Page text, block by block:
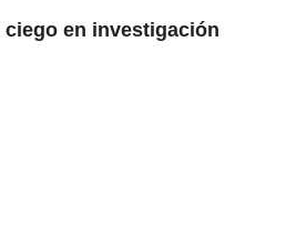
en investigación